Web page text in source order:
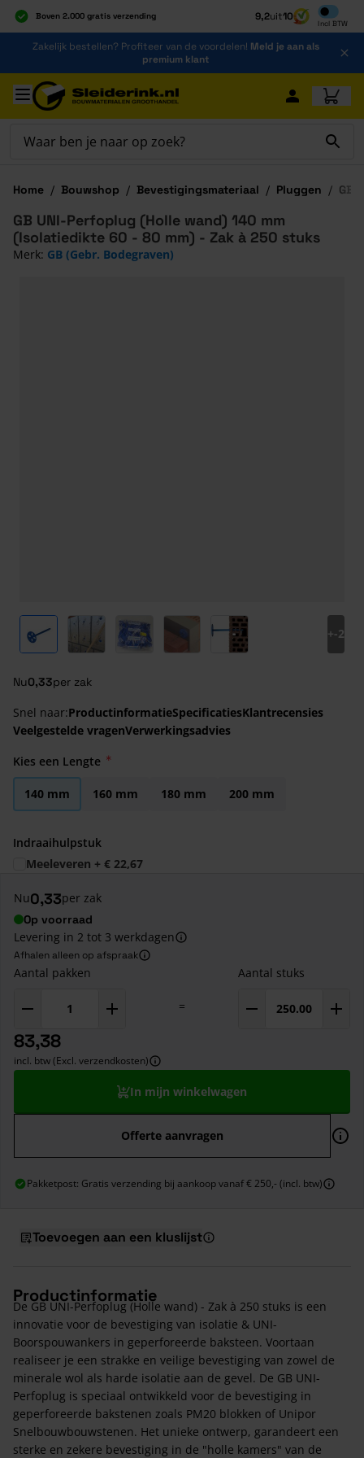
Boven 2.000 gratis verzending
Al 40 jaar dé specialist
Alles onder één dak
9,2uit10
Incl BTW
Inclusief
Ga naar de inhoud
Zakelijk bestellen? Profiteer van de voordelen! Meld je aan als
premium klant
Ga naar hoofdinhoud
Home / Bouwshop / Bevestigingsmateriaal / Pluggen / GB
View larger imageView larger imageView larger imageView larger imageView larger image
+-2
Nu0,33per zak
GB UNI-Perfoplug (Holle wand) 140 mm
(Isolatiedikte 60 - 80 mm) - Zak à 250 stuks
Merk: GB (Gebr. Bodegraven)
Snel naar:ProductinformatieSpecificatiesKlantrecensies
Veelgestelde vragenVerwerkingsadvies
Kies een Lengte
140 mm 160 mm 180 mm 200 mm
Indraaihulpstuk
Meeleveren + € 22,67
Nu0,33per zak
Op voorraad
Levering in 2 tot 3 werkdagen
Afhalen alleen op afspraak
Aantal pakken
=
Aantal stuks
83,38
incl. btw (Excl. verzendkosten)
In mijn winkelwagen
Offerte aanvragen
Pakketpost: Gratis verzending bij aankoop vanaf € 250,- (incl. btw)
Toevoegen aan een kluslijst
Productinformatie
De GB UNI-Perfoplug (Holle wand) - Zak à 250 stuks is een
innovatie voor de bevestiging van isolatie & UNI-
Boorspouwankers in geperforeerde baksteen. Voortaan
realiseer je een strakke en veilige bevestiging van zowel de
minerale wol als harde isolatie aan de gevel. De GB UNI-
Perfoplug is speciaal ontwikkeld voor de bevestiging in
geperforeerde bakstenen zoals PM20 blokken of Unipor
Snelbouwbouwstenen. Het unieke ontwerp, garandeert een
sterke en zekere bevestiging in de "holle kamers" van de